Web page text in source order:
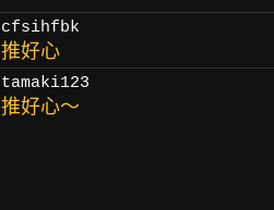
cfsihfbk
推好心
tamaki123
推好心～